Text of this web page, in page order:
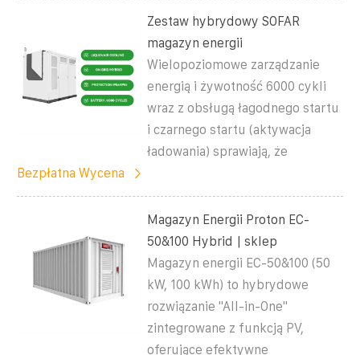
Zestaw hybrydowy SOFAR
magazyn energii
Wielopoziomowe zarządzanie
energią i żywotność 6000 cykli
wraz z obsługą łagodnego startu
i czarnego startu (aktywacja
ładowania) sprawiają, że
Bezpłatna Wycena
Magazyn Energii Proton EC-
50&100 Hybrid | sklep
Magazyn energii EC-50&100 (50
kW, 100 kWh) to hybrydowe
rozwiązanie "All-in-One"
zintegrowane z funkcją PV,
oferujące efektywne